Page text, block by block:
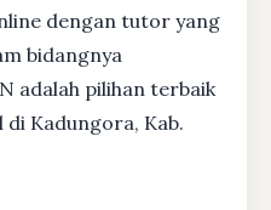
dengan tutor yang
bidangnya
adalah pilihan terbaik
Kadungora, Kab.